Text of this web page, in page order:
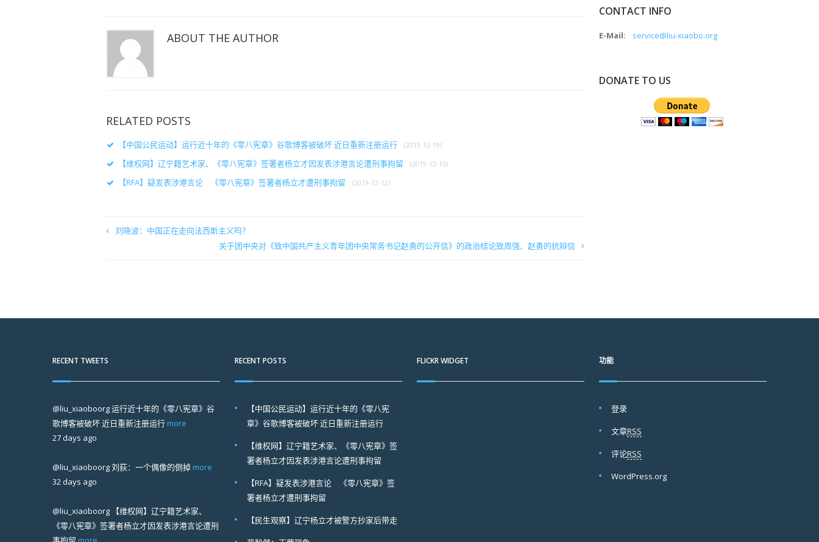
中
开）
中
开）
中
ABOUT THE AUTHOR
RELATED POSTS
【中国公民运动】运行近十年的《零八宪章》谷歌博客被破坏 近日重新注册运行 (2019-12-19)
【维权网】辽宁籍艺术家、《零八宪章》签署者杨立才因发表涉港言论遭刑事拘留 (2019-12-13)
【RFA】疑发表涉港言论 《零八宪章》签署者杨立才遭刑事拘留 (2019-12-12)
刘晓波：中国正在走向法西斯主义吗？
关于团中央对《致中国共产主义青年团中央常务书记赵勇的公开信》的政治结论致周强、赵勇的抗辩信
CONTACT INFO
E-Mail: service@liu-xiaobo.org
DONATE TO US
RECENT TWEETS
@liu_xiaoboorg运行近十年的《零八宪章》谷
歌博客被破坏 近日重新注册运行 more
27 days ago
@liu_xiaoboorg刘荻：一个偶像的倒掉 more
32 days ago
@liu_xiaoboorg 【维权网】辽宁籍艺术家、
《零八宪章》签署者杨立才因发表涉港言论遭刑
RECENT POSTS
【中国公民运动】运行近十年的《零八宪
章》谷歌博客被破坏 近日重新注册运行
【维权网】辽宁籍艺术家、《零八宪章》签
署者杨立才因发表涉港言论遭刑事拘留
【RFA】疑发表涉港言论 《零八宪章》签
署者杨立才遭刑事拘留
【民生观察】辽宁杨立才被警方抄家后带走
FLICKR WIDGET 功能
登录
文章RSS
评论RSS
WordPress.org